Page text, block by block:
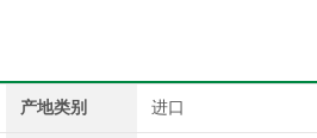
产地类别 进口